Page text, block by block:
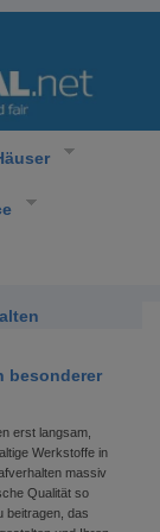
besonderer
erst langsam,
Werkstoffe in
massiv
Qualität so
beitragen, das